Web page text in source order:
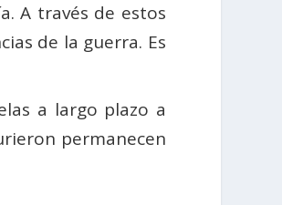
A través de estos
de la guerra. Es
a largo plazo a
permanecen